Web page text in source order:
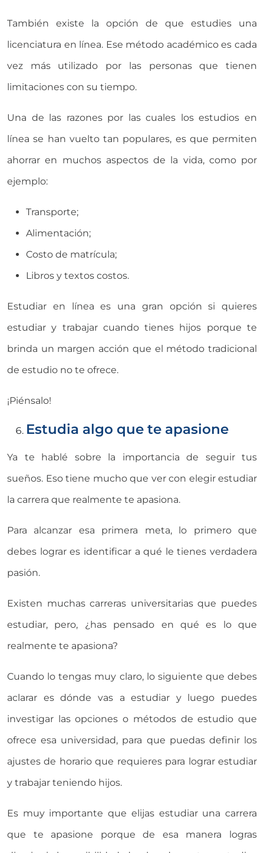
También existe la opción de que estudies una
licenciatura en línea. Ese método académico es cada
vez más utilizado por las personas que tienen
limitaciones con su tiempo.
Una de las razones por las cuales los estudios en
línea se han vuelto tan populares, es que permiten
ahorrar en muchos aspectos de la vida, como por
ejemplo:
Transporte;
Alimentación;
Costo de matrícula;
Libros y textos costos.
Estudiar en línea es una gran opción si quieres
estudiar y trabajar cuando tienes hijos porque te
brinda un margen acción que el método tradicional
de estudio no te ofrece.
¡Piénsalo!
Estudia algo que te apasione
Ya te hablé sobre la importancia de seguir tus
sueños. Eso tiene mucho que ver con elegir estudiar
la carrera que realmente te apasiona.
Para alcanzar esa primera meta, lo primero que
debes lograr es identificar a qué le tienes verdadera
pasión.
Existen muchas carreras universitarias que puedes
estudiar, pero, ¿has pensado en qué es lo que
realmente te apasiona?
Cuando lo tengas muy claro, lo siguiente que debes
aclarar es dónde vas a estudiar y luego puedes
investigar las opciones o métodos de estudio que
ofrece esa universidad, para que puedas definir los
ajustes de horario que requieres para lograr estudiar
y trabajar teniendo hijos.
Es muy importante que elijas estudiar una carrera
que te apasione porque de esa manera logras